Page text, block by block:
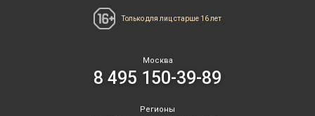
Только для лиц старше 16 лет
Москва
8 495 150-39-89
Регионы